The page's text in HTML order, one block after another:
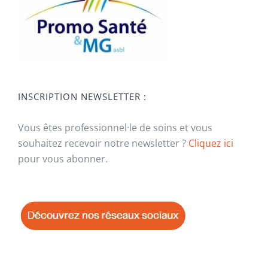
INSCRIPTION NEWSLETTER :
Vous êtes professionnel·le de soins et vous
souhaitez recevoir notre newsletter ? Cliquez ici
pour vous abonner.